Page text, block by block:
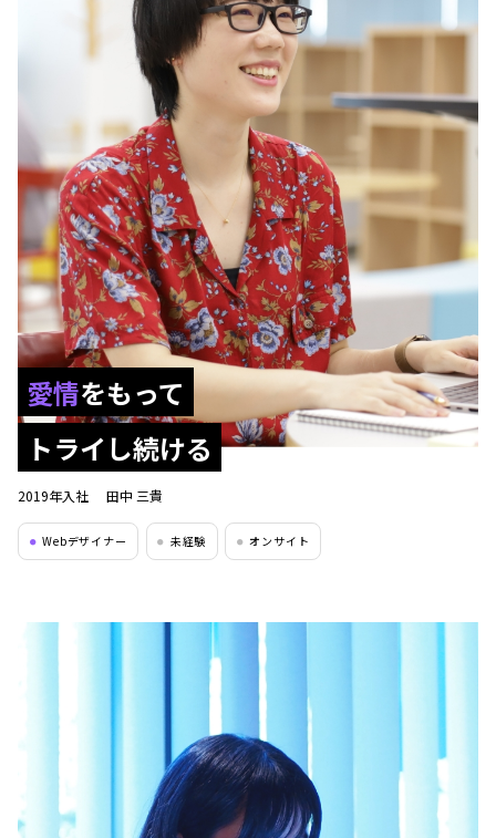
愛情をもって
トライし続ける
2019年入社 田中 三貴
● Webデザイナー ● 未経験 ● オンサイト